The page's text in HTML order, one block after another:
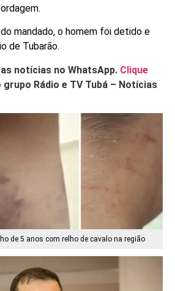
mandado, o homem foi detido e
de Tubarão.
notícias no WhatsApp. Clique
Rádio e TV Tubá – Notícias
de 5 anos com relho de cavalo na região